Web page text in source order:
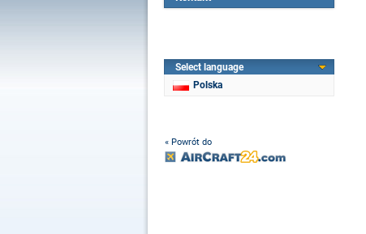
Select language
Polska
« Powrót do